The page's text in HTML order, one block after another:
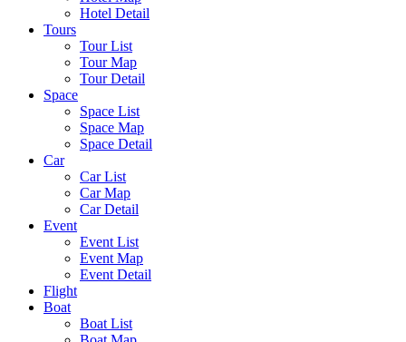
Hotel Detail
Tours
Tour List
Tour Map
Tour Detail
Space
Space List
Space Map
Space Detail
Car
Car List
Car Map
Car Detail
Event
Event List
Event Map
Event Detail
Flight
Boat
Boat List